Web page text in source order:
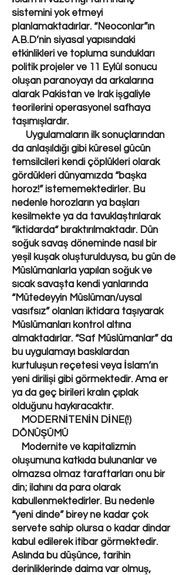
sistemini yok etmeyi
planlamaktadırlar. “Neoconlar”ın
A.B.D’nin siyasal yapısındaki
etkinlikleri ve topluma sundukları
politik projeler ve 11 Eylül sonucu
oluşan paranoyayı da arkalarına
alarak Pakistan ve Irak işgaliyle
teorilerini operasyonel safhaya
taşımışlardır.
Uygulamaların ilk sonuçlarından
da anlaşıldığı gibi küresel gücün
temsilcileri kendi çöplükleri olarak
gördükleri dünyamızda “başka
horoz!” istememektedirler. Bu
nedenle horozların ya başları
kesilmekte ya da tavuklaştırılarak
”iktidarda“ bıraktırılmaktadır. Dün
soğuk savaş döneminde nasıl bir
yeşil kuşak oluşturulduysa, bu gün de
Müslümanlarla yapılan soğuk ve
sıcak savaşta kendi yanlarında
“Mütedeyyin Müslüman/uysal
vasıfsız” olanları iktidara taşıyarak
Müslümanları kontrol altına
almaktadırlar. “Saf Müslümanlar” da
bu uygulamayı baskılardan
kurtuluşun reçetesi veya İslam’ın
yeni dirilişi gibi görmektedir. Ama er
ya da geç birileri kralın çıplak
olduğunu haykıracaktır.
MODERNİTENİN DİNE(!)
DÖNÜŞÜMÜ
Modernite ve kapitalizmin
oluşumuna katkıda bulunanlar ve
olmazsa olmaz taraftarları onu bir
din; ilahını da para olarak
kabullenmektedirler. Bu nedenle
“yeni dinde” birey ne kadar çok
servete sahip olursa o kadar dindar
kabul edilerek itibar görmektedir.
Aslında bu düşünce, tarihin
derinliklerinde daima var olmuş,